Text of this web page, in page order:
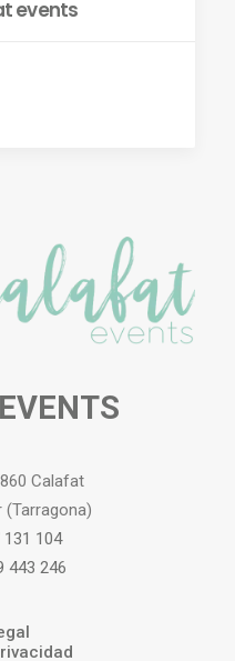
events
Calafat
(Tarragona)
104
443 246